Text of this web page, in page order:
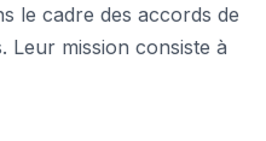
le cadre des accords de
Leur mission consiste à